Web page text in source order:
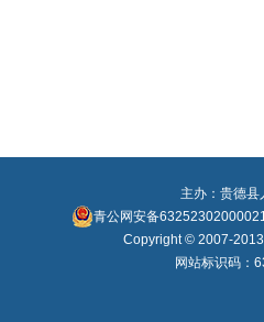
主办：贵德县
青公网安备
Copyright © 2007-
网站标识码：